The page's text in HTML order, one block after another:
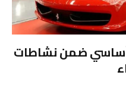
أساسي ضمن نشاطات